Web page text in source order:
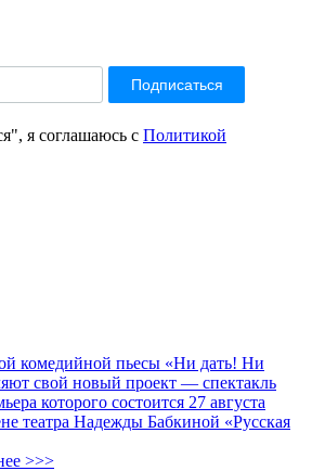
я соглашаюсь с Политикой
комедийной пьесы «Ни дать! Ни
свой новый проект — спектакль
которого состоится 27 августа
театра Надежды Бабкиной «Русская
>>>